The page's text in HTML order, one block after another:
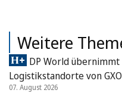
Weitere
DP World
Logistikstandorte von GXO
07. August 2026